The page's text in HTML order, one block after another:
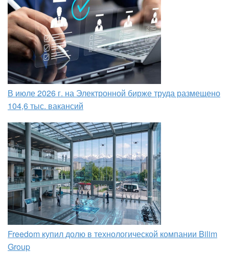
В июле 2026 г. на Электронной бирже труда размещено
104,6 тыс. вакансий
Freedom купил долю в технологической компании Bilim
Group